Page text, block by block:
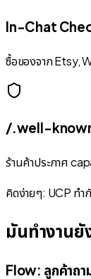
In-Chat
ซื้อของจาก Etsy,
/.well-
ร้านค้าประกาศ
คิดง่ายๆ: UCP ท
มันทำงานยั
Flow: ลูกค้าถ